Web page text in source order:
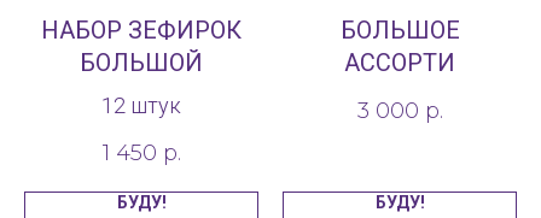
НАБОР ЗЕФИРОК
БОЛЬШОЙ
12 штук
1 450 р.
БУДУ!
БОЛЬШОЕ
АССОРТИ
3 000 р.
БУДУ!